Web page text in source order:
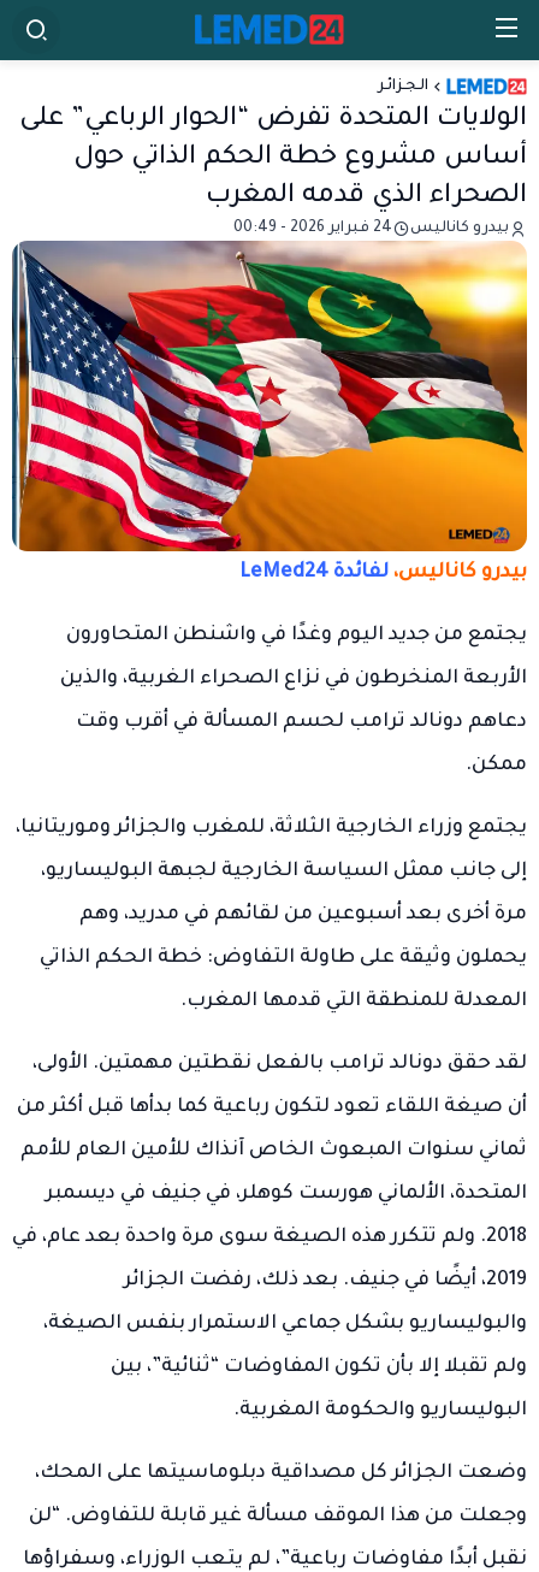
الـجـزائـر
الولايات المتحدة تفرض “الحوار الرباعي” على
أساس مشروع خطة الحكم الذاتي حول
الصحراء الذي قدمه المغرب
بيدرو كاناليس 24 فبراير 2026 - 00:49
بيدرو كاناليس، لفائدة LeMed24
يجتمع من جديد اليوم وغدًا في واشنطن المتحاورون
الأربعة المنخرطون في نزاع الصحراء الغربية، والذين
دعاهم دونالد ترامب لحسم المسألة في أقرب وقت
ممكن.
يجتمع وزراء الخارجية الثلاثة، للمغرب والجزائر وموريتانيا،
إلى جانب ممثل السياسة الخارجية لجبهة البوليساريو،
مرة أخرى بعد أسبوعين من لقائهم في مدريد، وهم
يحملون وثيقة على طاولة التفاوض: خطة الحكم الذاتي
المعدلة للمنطقة التي قدمها المغرب.
لقد حقق دونالد ترامب بالفعل نقطتين مهمتين. الأولى،
أن صيغة اللقاء تعود لتكون رباعية كما بدأها قبل أكثر من
ثماني سنوات المبعوث الخاص آنذاك للأمين العام للأمم
المتحدة، الألماني هورست كوهلر، في جنيف في ديسمبر
2018. ولم تتكرر هذه الصيغة سوى مرة واحدة بعد عام، في
2019، أيضًا في جنيف. بعد ذلك، رفضت الجزائر
والبوليساريو بشكل جماعي الاستمرار بنفس الصيغة،
ولم تقبلا إلا بأن تكون المفاوضات “ثنائية”، بين
البوليساريو والحكومة المغربية.
وضعت الجزائر كل مصداقية دبلوماسيتها على المحك،
وجعلت من هذا الموقف مسألة غير قابلة للتفاوض. “لن
نقبل أبدًا مفاوضات رباعية”، لم يتعب الوزراء، وسفراؤها